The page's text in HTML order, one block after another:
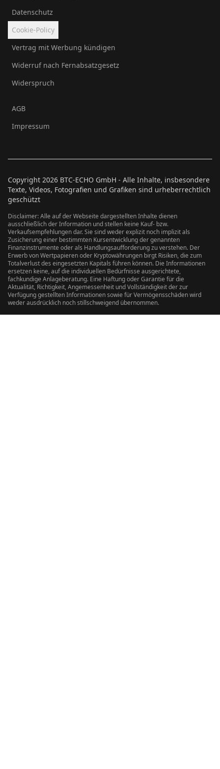
Datenschutz
Cookie-Policy
Vertrag mit Werbung kündigen
Widerruf nach Fernabsatzgesetz
Widerspruch
AGB
Impressum
Copyright 2026 BTC-ECHO GmbH - Alle Inhalte, insbesondere
Texte, Videos, Fotografien und Grafiken sind urheberrechtlich
geschützt
Disclaimer: Alle auf der Webseite dargestellten Inhalte dienen
ausschließlich der Information und stellen keine Kauf- bzw.
Verkaufsempfehlungen dar. Sie sind weder explizit noch implizit als
Zusicherung einer bestimmten Kursentwicklung der genannten
Finanzinstrumente oder als Handlungsaufforderung zu verstehen. Der
Erwerb von Wertpapieren oder Kryptowährungen birgt Risiken, die zum
Totalverlust des eingesetzten Kapitals führen können. Die Informationen
ersetzen keine, auf die individuellen Bedürfnisse ausgerichtete,
fachkundige Anlageberatung. Eine Haftung oder Garantie für die
Aktualität, Richtigkeit, Angemessenheit und Vollständigkeit der zur
Verfügung gestellten Informationen sowie für Vermögensschäden wird
weder ausdrücklich noch stillschweigend übernommen.